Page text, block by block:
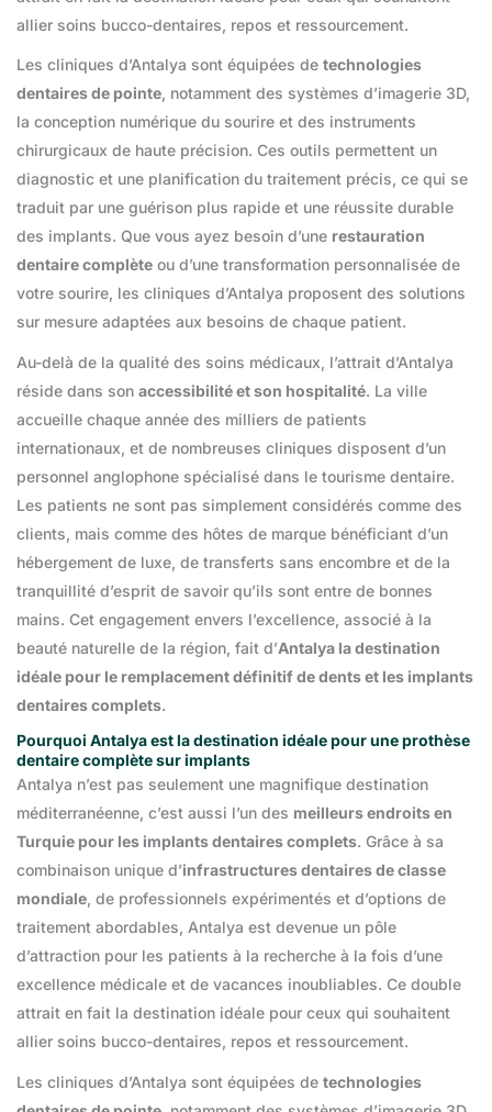
allier soins bucco-dentaires, repos et ressourcement.
Les cliniques d’Antalya sont équipées de technologies
dentaires de pointe, notamment des systèmes d’imagerie 3D,
la conception numérique du sourire et des instruments
chirurgicaux de haute précision. Ces outils permettent un
diagnostic et une planification du traitement précis, ce qui se
traduit par une guérison plus rapide et une réussite durable
des implants. Que vous ayez besoin d’une restauration
dentaire complète ou d’une transformation personnalisée de
votre sourire, les cliniques d’Antalya proposent des solutions
sur mesure adaptées aux besoins de chaque patient.
Au-delà de la qualité des soins médicaux, l’attrait d’Antalya
réside dans son accessibilité et son hospitalité. La ville
accueille chaque année des milliers de patients
internationaux, et de nombreuses cliniques disposent d’un
personnel anglophone spécialisé dans le tourisme dentaire.
Les patients ne sont pas simplement considérés comme des
clients, mais comme des hôtes de marque bénéficiant d’un
hébergement de luxe, de transferts sans encombre et de la
tranquillité d’esprit de savoir qu’ils sont entre de bonnes
mains. Cet engagement envers l’excellence, associé à la
beauté naturelle de la région, fait d’Antalya la destination
idéale pour le remplacement définitif de dents et les implants
dentaires complets.
Pourquoi Antalya est la destination idéale pour une prothèse
dentaire complète sur implants
Antalya n’est pas seulement une magnifique destination
méditerranéenne, c’est aussi l’un des meilleurs endroits en
Turquie pour les implants dentaires complets. Grâce à sa
combinaison unique d’infrastructures dentaires de classe
mondiale, de professionnels expérimentés et d’options de
traitement abordables, Antalya est devenue un pôle
d’attraction pour les patients à la recherche à la fois d’une
excellence médicale et de vacances inoubliables. Ce double
attrait en fait la destination idéale pour ceux qui souhaitent
allier soins bucco-dentaires, repos et ressourcement.
Les cliniques d’Antalya sont équipées de technologies